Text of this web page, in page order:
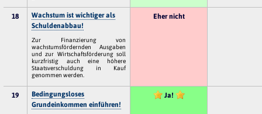
18
Wachstum ist wichtiger als
Schuldenabbau!
Zur Finanzierung von
wachstumsfördernden Ausgaben
und zur Wirtschaftsförderung soll
kurzfristig auch eine höhere
Staatsverschuldung in Kauf
genommen werden.
Eher nicht
19
Bedingungsloses
Grundeinkommen einführen!
Ja!